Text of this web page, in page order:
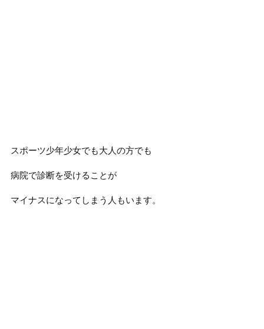
スポーツ少年少女でも大人の方でも
病院で診断を受けることが
マイナスになってしまう人もいます。